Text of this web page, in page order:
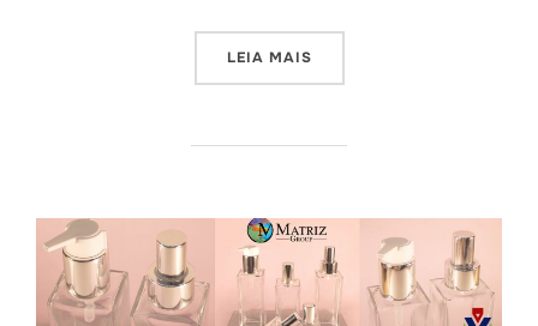
LEIA MAIS“O FECHAMENTO DE UM